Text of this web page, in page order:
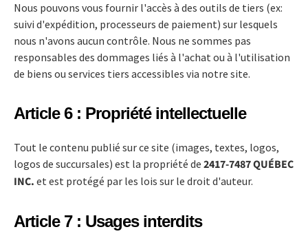
Nous pouvons vous fournir l'accès à des outils de tiers (ex:
suivi d'expédition, processeurs de paiement) sur lesquels
nous n'avons aucun contrôle. Nous ne sommes pas
responsables des dommages liés à l'achat ou à l'utilisation
de biens ou services tiers accessibles via notre site.
Article 6 : Propriété intellectuelle
Tout le contenu publié sur ce site (images, textes, logos,
logos de succursales) est la propriété de 2417-7487 QUÉBEC
INC. et est protégé par les lois sur le droit d'auteur.
Article 7 : Usages interdits